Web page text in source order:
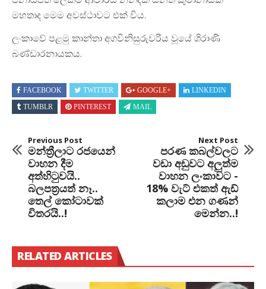
මහතාද මෙම අවස්ථාවට එක් විය.
ලංකාවේ පළමු කාන්තා අගවිනිසුරුවරිය වූයේ ශිරාණි
බණ්ඩාරනායකය.
FACEBOOK TWITTER GOOGLE+
LINKEDIN
TUMBLR
PINTEREST MAIL
Previous Post
මන්ත්‍රීලාට රජයෙන්
වාහන දීම
අත්හිටුවයි..
බලපත‍්‍රයත් නෑ..
තෙල් කෝටාවක්
විතරයි..!
Next Post
පරණ කබල්වලට
වඩා අඩුවට අලුත්ම
වාහන ලංකාවට -
18% වැට් එකත් ඇඩ්
කලාම එන ගණන්
මෙන්න..!
RELATED ARTICLES